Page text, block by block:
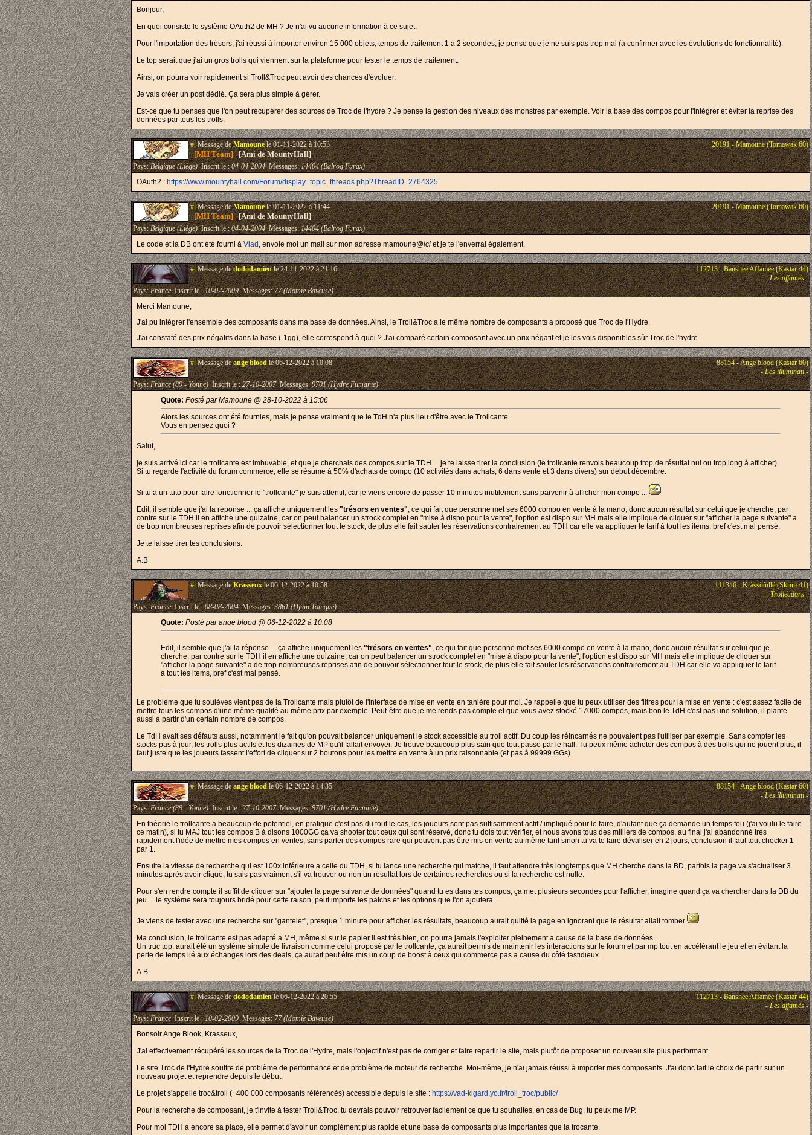
Bonjour,
En quoi consiste le système OAuth2 de MH ? Je n'ai vu aucune information à ce sujet.
Pour l'importation des trésors, j'ai réussi à importer environ 15 000 objets, temps de traitement 1 à 2 secondes, je pense que je ne suis pas trop mal (à confirmer avec les évolutions de fonctionnalité).
Le top serait que j'ai un gros trolls qui viennent sur la plateforme pour tester le temps de traitement.
Ainsi, on pourra voir rapidement si Troll&Troc peut avoir des chances d'évoluer.
Je vais créer un post dédié. Ça sera plus simple à gérer.
Est-ce que tu penses que l'on peut récupérer des sources de Troc de l'hydre ? Je pense la gestion des niveaux des monstres par exemple. Voir la base des compos pour l'intégrer et éviter la reprise des
données par tous les trolls.
#.Message deMamounele 01-11-2022 à 10:53
[MH Team][Ami de MountyHall]
20191 - Mamoune (Tomawak 60)
Pays:Belgique (Liège)Inscrit le :04-04-2004Messages:14404 (Balrog Furax)
OAuth2 : https://www.mountyhall.com/Forum/display_topic_threads.php?ThreadID=2764325
#.Message deMamounele 01-11-2022 à 11:44
[MH Team][Ami de MountyHall]
20191 - Mamoune (Tomawak 60)
Pays:Belgique (Liège)Inscrit le :04-04-2004Messages:14404 (Balrog Furax)
Le code et la DB ont été fourni à Vlad , envoie moi un mail sur mon adresse mamoune@ici et je te l'enverrai également.
#.Message dedododamienle 24-11-2022 à 21:16
112713 - Banshee Affamée (Kastar 44)
-Les affamés-
Pays:FranceInscrit le :10-02-2009Messages:77 (Momie Baveuse)
Merci Mamoune,
J'ai pu intégrer l'ensemble des composants dans ma base de données. Ainsi, le Troll&Troc a le même nombre de composants a proposé que Troc de l'Hydre.
J'ai constaté des prix négatifs dans la base (-1gg), elle correspond à quoi ? J'ai comparé certain composant avec un prix négatif et je les vois disponibles sûr Troc de l'hydre.
#.Message deange bloodle 06-12-2022 à 10:08
88154 - Ange blood (Kastar 60)
-Les illuminati-
Pays:France (89 - Yonne)Inscrit le :27-10-2007Messages:9701 (Hydre Fumante)
Quote: Posté par Mamoune @ 28-10-2022 à 15:06
Alors les sources ont été fournies, mais je pense vraiment que le TdH n'a plus lieu d'être avec le Trollcante.
Vous en pensez quoi ?
Salut,
je suis arrivé ici car le trollcante est imbuvable, et que je cherchais des compos sur le TDH ... je te laisse tirer la conclusion (le trollcante renvois beaucoup trop de résultat nul ou trop long à afficher).
Si tu regarde l'activité du forum commerce, elle se résume à 50% d'achats de compo (10 activités dans achats, 6 dans vente et 3 dans divers) sur début décembre.
Si tu a un tuto pour faire fonctionner le "trollcante" je suis attentif, car je viens encore de passer 10 minutes inutilement sans parvenir à afficher mon compo ...
Edit, il semble que j'ai la réponse ... ça affiche uniquement les "trésors en ventes", ce qui fait que personne met ses 6000 compo en vente à la mano, donc aucun résultat sur celui que je cherche, par
contre sur le TDH il en affiche une quizaine, car on peut balancer un strock complet en "mise à dispo pour la vente", l'option est dispo sur MH mais elle implique de cliquer sur "afficher la page suivante" a
de trop nombreuses reprises afin de pouvoir sélectionner tout le stock, de plus elle fait sauter les réservations contrairement au TDH car elle va appliquer le tarif à tout les items, bref c'est mal pensé.
Je te laisse tirer tes conclusions.
A.B
#.Message deKrasseuxle 06-12-2022 à 10:58
111346 - Kràssõûïllé (Skrim 41)
-Trolléadors-
Pays:FranceInscrit le :08-08-2004Messages:3861 (Djinn Tonique)
Quote: Posté par ange blood @ 06-12-2022 à 10:08
Edit, il semble que j'ai la réponse ... ça affiche uniquement les "trésors en ventes", ce qui fait que personne met ses 6000 compo en vente à la mano, donc aucun résultat sur celui que je
cherche, par contre sur le TDH il en affiche une quizaine, car on peut balancer un strock complet en "mise à dispo pour la vente", l'option est dispo sur MH mais elle implique de cliquer sur
"afficher la page suivante" a de trop nombreuses reprises afin de pouvoir sélectionner tout le stock, de plus elle fait sauter les réservations contrairement au TDH car elle va appliquer le tarif
à tout les items, bref c'est mal pensé.
Le problème que tu soulèves vient pas de la Trollcante mais plutôt de l'interface de mise en vente en tanière pour moi. Je rappelle que tu peux utiliser des filtres pour la mise en vente : c'est assez facile de
mettre tous les compos d'une même qualité au même prix par exemple. Peut-être que je me rends pas compte et que vous avez stocké 17000 compos, mais bon le TdH c'est pas une solution, il plante
aussi à partir d'un certain nombre de compos.
Le TdH avait ses défauts aussi, notamment le fait qu'on pouvait balancer uniquement le stock accessible au troll actif. Du coup les réincarnés ne pouvaient pas l'utiliser par exemple. Sans compter les
stocks pas à jour, les trolls plus actifs et les dizaines de MP qu'il fallait envoyer. Je trouve beaucoup plus sain que tout passe par le hall. Tu peux même acheter des compos à des trolls qui ne jouent plus, il
faut juste que les joueurs fassent l'effort de cliquer sur 2 boutons pour les mettre en vente à un prix raisonnable (et pas à 99999 GGs).
#.Message deange bloodle 06-12-2022 à 14:35
88154 - Ange blood (Kastar 60)
-Les illuminati-
Pays:France (89 - Yonne)Inscrit le :27-10-2007Messages:9701 (Hydre Fumante)
En théorie le trollcante a beaucoup de potentiel, en pratique c'est pas du tout le cas, les joueurs sont pas suffisamment actif / impliqué pour le faire, d'autant que ça demande un temps fou (j'ai voulu le faire
ce matin), si tu MAJ tout les compos B à disons 1000GG ça va shooter tout ceux qui sont réservé, donc tu dois tout vérifier, et nous avons tous des milliers de compos, au final j'ai abandonné très
rapidement l'idée de mettre mes compos en ventes, sans parler des compos rare qui peuvent pas être mis en vente au même tarif sinon tu va te faire dévaliser en 2 jours, conclusion il faut tout checker 1
par 1.
Ensuite la vitesse de recherche qui est 100x inférieure a celle du TDH, si tu lance une recherche qui matche, il faut attendre très longtemps que MH cherche dans la BD, parfois la page va s'actualiser 3
minutes après avoir cliqué, tu sais pas vraiment s'il va trouver ou non un résultat lors de certaines recherches ou si la recherche est nulle.
Pour s'en rendre compte il suffit de cliquer sur "ajouter la page suivante de données" quand tu es dans tes compos, ça met plusieurs secondes pour l'afficher, imagine quand ça va chercher dans la DB du
jeu ... le système sera toujours bridé pour cette raison, peut importe les patchs et les options que l'on ajoutera.
Je viens de tester avec une recherche sur "gantelet", presque 1 minute pour afficher les résultats, beaucoup aurait quitté la page en ignorant que le résultat allait tomber
Ma conclusion, le trollcante est pas adapté a MH, même si sur le papier il est très bien, on pourra jamais l'exploiter pleinement a cause de la base de données.
Un truc top, aurait été un système simple de livraison comme celui proposé par le trollcante, ça aurait permis de maintenir les interactions sur le forum et par mp tout en accélérant le jeu et en évitant la
perte de temps lié aux échanges lors des deals, ça aurait peut être mis un coup de boost à ceux qui commerce pas a cause du côté fastidieux.
A.B
#.Message dedododamienle 06-12-2022 à 20:55
112713 - Banshee Affamée (Kastar 44)
-Les affamés-
Pays:FranceInscrit le :10-02-2009Messages:77 (Momie Baveuse)
Bonsoir Ange Blook, Krasseux,
J'ai effectivement récupéré les sources de la Troc de l'Hydre, mais l'objectif n'est pas de corriger et faire repartir le site, mais plutôt de proposer un nouveau site plus performant.
Le site Troc de l'Hydre souffre de problème de performance et de problème de moteur de recherche. Moi-même, je n'ai jamais réussi à importer mes composants. J'ai donc fait le choix de partir sur un
nouveau projet et reprendre depuis le début.
Le projet s'appelle troc&troll (+400 000 composants référencés) accessible depuis le site : https://vad-kigard.yo.fr/troll_troc/public/
Pour la recherche de composant, je t'invite à tester Troll&Troc, tu devrais pouvoir retrouver facilement ce que tu souhaites, en cas de Bug, tu peux me MP.
Pour moi TDH a encore sa place, elle permet d'avoir un complément plus rapide et une base de composants plus importantes que la trocante.